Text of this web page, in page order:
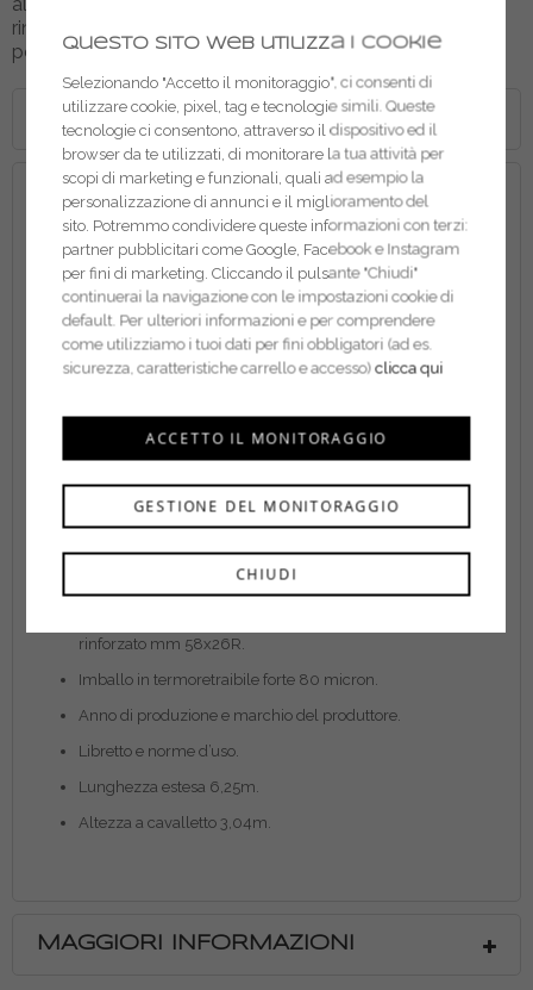
rinforzata, il massimo della robustezza anche nelle
posizioni più critiche.
DETTAGLI
Proprietà
Scala multiposizione completamente ripiegabile.
Piolo quadrato mm 30x30 antiscivolo collegato al montante
con bordatura, interna ed esterna.
Gradini esterni in profilo estruso dedicato a spessore
maggiorato per una saldatura super resistente.
Tappi di protezione gradini esterni anti-distacco.
Passo dei gradini ridotto a 28cm e inclinazione di 71° ideata
per offrire il massimo confort durante la salita.
Larghezza interna scala maggiorata a 33cm.
Arresto tronchi a sfilo mediante ganci in acciaio rivestiti in
rinforzato mm 58x26R.
Imballo in termoretraibile forte 80 micron.
Anno di produzione e marchio del produttore.
Libretto e norme d’uso.
Lunghezza estesa 6,25m.
Altezza a cavalletto 3,04m.
MAGGIORI INFORMAZIONI
Questo sito web utilizza i cookie
Selezionando "Accetto il monitoraggio", ci consenti di
utilizzare cookie, pixel, tag e tecnologie simili. Queste
tecnologie ci consentono, attraverso il dispositivo ed il
browser da te utilizzati, di monitorare la tua attività per
scopi di marketing e funzionali, quali ad esempio la
personalizzazione di annunci e il miglioramento del
sito. Potremmo condividere queste informazioni con terzi:
partner pubblicitari come Google, Facebook e Instagram
per fini di marketing. Cliccando il pulsante "Chiudi"
continuerai la navigazione con le impostazioni cookie di
default. Per ulteriori informazioni e per comprendere
come utilizziamo i tuoi dati per fini obbligatori (ad es.
sicurezza, caratteristiche carrello e accesso)clicca qui
CHIUDI
GESTIONE DEL MONITORAGGIO
ACCETTO IL MONITORAGGIO